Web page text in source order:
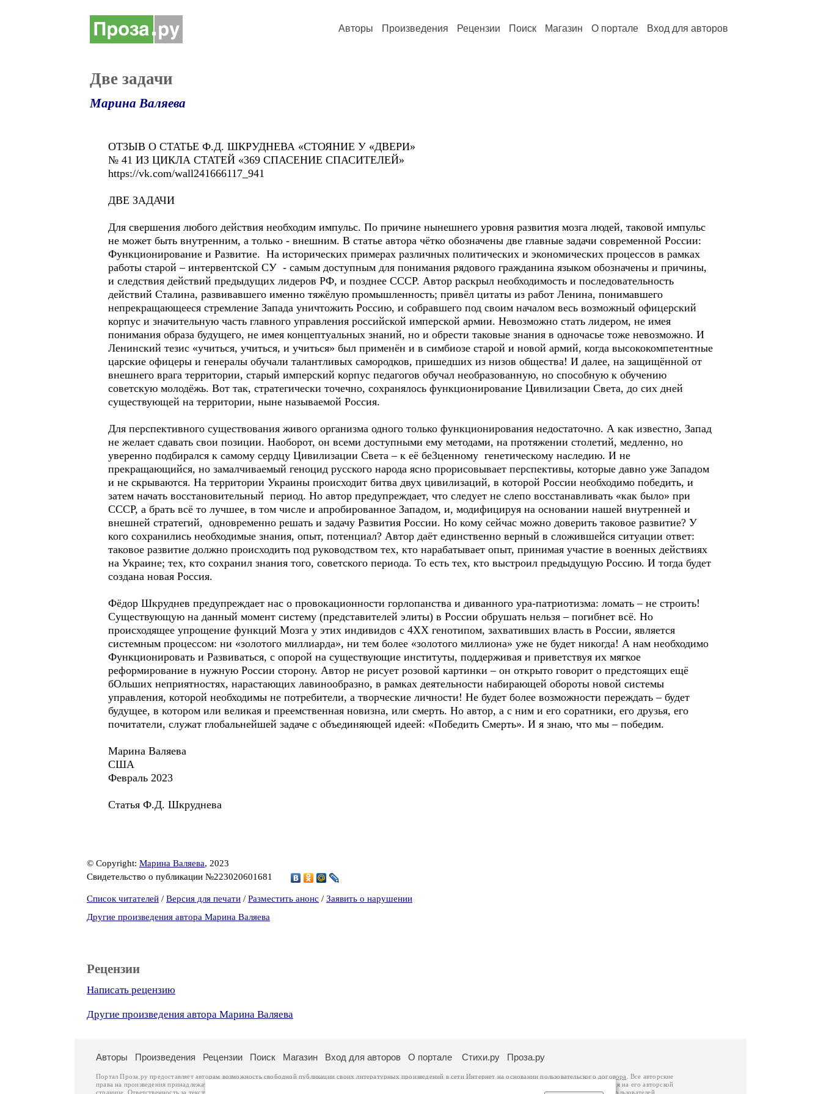
Авторы Произведения Рецензии Поиск Магазин О портале Вход для авторов
Две задачи
Марина Валяева
ОТЗЫВ О СТАТЬЕ Ф.Д. ШКРУДНЕВА «СТОЯНИЕ У «ДВЕРИ»
№ 41 ИЗ ЦИКЛА СТАТЕЙ «369 СПАСЕНИЕ СПАСИТЕЛЕЙ»
https://vk.com/wall241666117_941
ДВЕ ЗАДАЧИ
Для свершения любого действия необходим импульс. По причине нынешнего уровня развития мозга людей, таковой импульс
не может быть внутренним, а только - внешним. В статье автора чётко обозначены две главные задачи современной России:
Функционирование и Развитие. На исторических примерах различных политических и экономических процессов в рамках
работы старой – интервентской СУ - самым доступным для понимания рядового гражданина языком обозначены и причины,
и следствия действий предыдущих лидеров РФ, и позднее СССР. Автор раскрыл необходимость и последовательность
действий Сталина, развивавшего именно тяжёлую промышленность; привёл цитаты из работ Ленина, понимавшего
непрекращающееся стремление Запада уничтожить Россию, и собравшего под своим началом весь возможный офицерский
корпус и значительную часть главного управления российской имперской армии. Невозможно стать лидером, не имея
понимания образа будущего, не имея концептуальных знаний, но и обрести таковые знания в одночасье тоже невозможно. И
Ленинский тезис «учиться, учиться, и учиться» был применён и в симбиозе старой и новой армий, когда высококомпетентные
царские офицеры и генералы обучали талантливых самородков, пришедших из низов общества! И далее, на защищённой от
внешнего врага территории, старый имперский корпус педагогов обучал необразованную, но способную к обучению
советскую молодёжь. Вот так, стратегически точечно, сохранялось функционирование Цивилизации Света, до сих дней
существующей на территории, ныне называемой Россия.
Для перспективного существования живого организма одного только функционирования недостаточно. А как известно, Запад
не желает сдавать свои позиции. Наоборот, он всеми доступными ему методами, на протяжении столетий, медленно, но
уверенно подбирался к самому сердцу Цивилизации Света – к её беЗценному генетическому наследию. И не
прекращающийся, но замалчиваемый геноцид русского народа ясно прорисовывает перспективы, которые давно уже Западом
и не скрываются. На территории Украины происходит битва двух цивилизаций, в которой России необходимо победить, и
затем начать восстановительный период. Но автор предупреждает, что следует не слепо восстанавливать «как было» при
СССР, а брать всё то лучшее, в том числе и апробированное Западом, и, модифицируя на основании нашей внутренней и
внешней стратегий, одновременно решать и задачу Развития России. Но кому сейчас можно доверить таковое развитие? У
кого сохранились необходимые знания, опыт, потенциал? Автор даёт единственно верный в сложившейся ситуации ответ:
таковое развитие должно происходить под руководством тех, кто нарабатывает опыт, принимая участие в военных действиях
на Украине; тех, кто сохранил знания того, советского периода. То есть тех, кто выстроил предыдущую Россию. И тогда будет
создана новая Россия.
Фёдор Шкруднев предупреждает нас о провокационности горлопанства и диванного ура-патриотизма: ломать – не строить!
Существующую на данный момент систему (представителей элиты) в России обрушать нельзя – погибнет всё. Но
происходящее упрощение функций Мозга у этих индивидов с 4ХХ генотипом, захвативших власть в России, является
системным процессом: ни «золотого миллиарда», ни тем более «золотого миллиона» уже не будет никогда! А нам необходимо
Функционировать и Развиваться, с опорой на существующие институты, поддерживая и приветствуя их мягкое
реформирование в нужную России сторону. Автор не рисует розовой картинки – он открыто говорит о предстоящих ещё
бОльших неприятностях, нарастающих лавинообразно, в рамках деятельности набирающей обороты новой системы
управления, которой необходимы не потребители, а творческие личности! Не будет более возможности переждать – будет
будущее, в котором или великая и преемственная новизна, или смерть. Но автор, а с ним и его соратники, его друзья, его
почитатели, служат глобальнейшей задаче с объединяющей идеей: «Победить Смерть». И я знаю, что мы – победим.
Марина Валяева
США
Февраль 2023
Статья Ф.Д. Шкруднева
© Copyright: Марина Валяева, 2023
Свидетельство о публикации №223020601681
Список читателей / Версия для печати / Разместить анонс / Заявить о нарушении
Другие произведения автора Марина Валяева
Рецензии
Написать рецензию
Другие произведения автора Марина Валяева
Авторы Произведения Рецензии Поиск Магазин Вход для авторов О портале Стихи.ру Проза.ру
Портал Проза.ру предоставляет авторам возможность свободной публикации своих литературных произведений в сети Интернет на основаниипользовательского договора
. Все авторские
права на произведения принадлежат авторам и охраняются
. Перепечатка произведений возможна только с согласия его автора, к которому вы можете обратиться на его авторской
странице. Ответственность за тексты произведений авторы несут самостоятельно на основании
законодательства Российской Федерации. Данные пользователей